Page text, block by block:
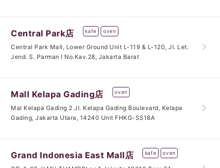
Central Park店 kafe oven
Central Park Mall, Lower Ground Unit L-119 & L-120, Jl. Let.
Jend. S. Parman I No.Kav.28, Jakarta Barat
Mall Kelapa Gading店 oven
Mal Kelapa Gading 2 Jl. Kelapa Gading Boulevard, Kelapa
Gading, Jakarta Utara, 14240 Unit FHKG-SS18A
Grand Indonesia East Mall店 kafe oven